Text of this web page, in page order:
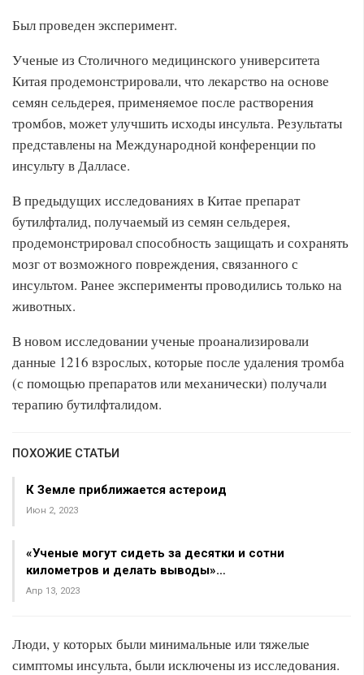
Был проведен эксперимент.
Ученые из Столичного медицинского университета
Китая продемонстрировали, что лекарство на основе
семян сельдерея, применяемое после растворения
тромбов, может улучшить исходы инсульта. Результаты
представлены на Международной конференции по
инсульту в Далласе.
В предыдущих исследованиях в Китае препарат
бутилфталид, получаемый из семян сельдерея,
продемонстрировал способность защищать и сохранять
мозг от возможного повреждения, связанного с
инсультом. Ранее эксперименты проводились только на
животных.
В новом исследовании ученые проанализировали
данные 1216 взрослых, которые после удаления тромба
(с помощью препаратов или механически) получали
терапию бутилфталидом.
ПОХОЖИЕ СТАТЬИ
К Земле приближается астероид
Июн 2, 2023
«Ученые могут сидеть за десятки и сотни
километров и делать выводы»…
Апр 13, 2023
Люди, у которых были минимальные или тяжелые
симптомы инсульта, были исключены из исследования.